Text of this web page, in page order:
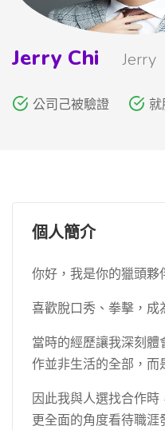
Jerry Chi Jerry
公司己被驗證
個人簡介
你好，我是你的獵頭夥
喜歡脫口秀、拳擊，成
當時的經歷讓我深刻
作並非生活的全部，而
因此我與人選找合作
更全面的角度看待職涯